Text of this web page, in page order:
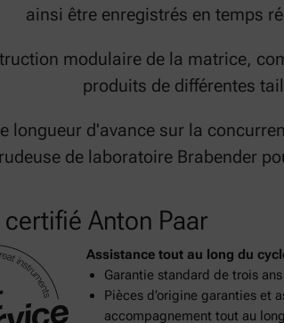
ainsi être enregistrés en temps
modulaire de la matrice,
produits de différentes
longueur d'avance sur la
de laboratoire Brabender
Anton Paar
Assistance tout au long du
Garantie standard de trois ans
Pièces d’origine garanties et
accompagnement tout au